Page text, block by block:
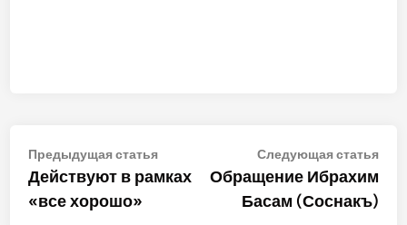
Навигация
по
записям
Предыдущая статьяПредыдущая
статья:
Действуют в рамках
«все хорошо»
Следующая статья
Обращение Ибрахим
Басам (Соснакъ)